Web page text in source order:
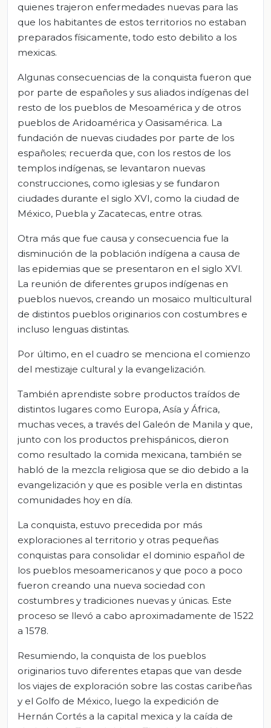
quienes trajeron enfermedades nuevas para las
que los habitantes de estos territorios no estaban
preparados físicamente, todo esto debilito a los
mexicas.
Algunas consecuencias de la conquista fueron que
por parte de españoles y sus aliados indígenas del
resto de los pueblos de Mesoamérica y de otros
pueblos de Aridoamérica y Oasisamérica. La
fundación de nuevas ciudades por parte de los
españoles; recuerda que, con los restos de los
templos indígenas, se levantaron nuevas
construcciones, como iglesias y se fundaron
ciudades durante el siglo XVI, como la ciudad de
México, Puebla y Zacatecas, entre otras.
Otra más que fue causa y consecuencia fue la
disminución de la población indígena a causa de
las epidemias que se presentaron en el siglo XVl.
La reunión de diferentes grupos indígenas en
pueblos nuevos, creando un mosaico multicultural
de distintos pueblos originarios con costumbres e
incluso lenguas distintas.
Por último, en el cuadro se menciona el comienzo
del mestizaje cultural y la evangelización.
También aprendiste sobre productos traídos de
distintos lugares como Europa, Asía y África,
muchas veces, a través del Galeón de Manila y que,
junto con los productos prehispánicos, dieron
como resultado la comida mexicana, también se
habló de la mezcla religiosa que se dio debido a la
evangelización y que es posible verla en distintas
comunidades hoy en día.
La conquista, estuvo precedida por más
exploraciones al territorio y otras pequeñas
conquistas para consolidar el dominio español de
los pueblos mesoamericanos y que poco a poco
fueron creando una nueva sociedad con
costumbres y tradiciones nuevas y únicas. Este
proceso se llevó a cabo aproximadamente de 1522
a 1578.
Resumiendo, la conquista de los pueblos
originarios tuvo diferentes etapas que van desde
los viajes de exploración sobre las costas caribeñas
y el Golfo de México, luego la expedición de
Hernán Cortés a la capital mexica y la caída de